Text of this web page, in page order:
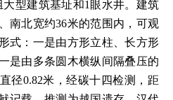
型建筑基址和1眼水井。建筑
南北宽约36米的范围内，可观
式：一是由方形立柱、长方形
是由多条圆木横纵间隔叠压的
径0.82米，经碳十四检测，距